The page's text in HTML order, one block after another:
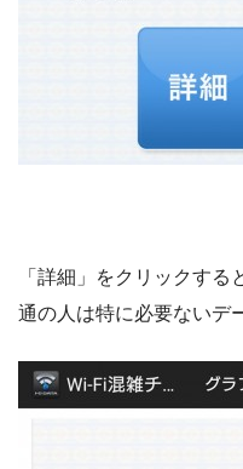
「詳細」をクリックす
通の人は特に必要ないデ